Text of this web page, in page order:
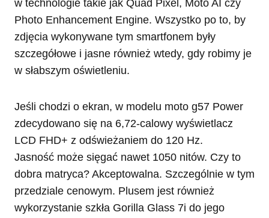
w technologie takie jak Quad Pixel, Moto AI czy
Photo Enhancement Engine. Wszystko po to, by
zdjęcia wykonywane tym smartfonem były
szczegółowe i jasne również wtedy, gdy robimy je
w słabszym oświetleniu.
Jeśli chodzi o ekran, w modelu moto g57 Power
zdecydowano się na 6,72-calowy wyświetlacz
LCD FHD+ z odświeżaniem do 120 Hz.
Jasność może sięgać nawet 1050 nitów. Czy to
dobra matryca? Akceptowalna. Szczególnie w tym
przedziale cenowym. Plusem jest również
wykorzystanie szkła Gorilla Glass 7i do jego